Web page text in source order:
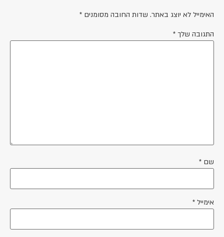
האימייל לא יוצג באתר. שדות החובה מסומנים *
התגובה שלך *
שם *
אימייל *